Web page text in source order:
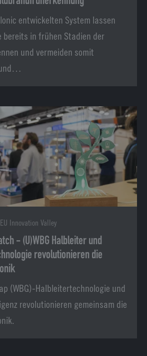
entwickelten System lassen
bereits in frühen Stadien der
und vermeiden somit
EU Innovation Valley
- (U)WBG Halbleiter und
revolutionieren die
(WBG)-Halbleitertechnologie und
revolutionieren gemeinsam die